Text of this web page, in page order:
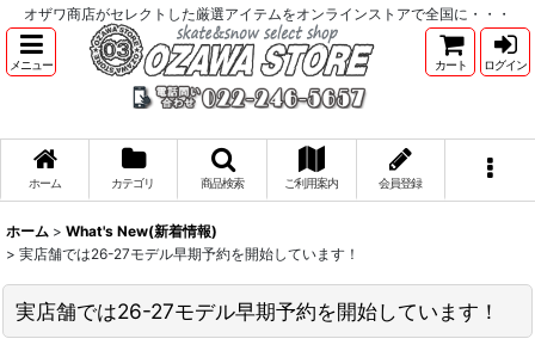
オザワ商店がセレクトした厳選アイテムをオンラインストアで全国に・・・
メニュー カート ログイン
ホーム カテゴリ 商品検索 ご利用案内 会員登録
ホーム > What's New(新着情報)
> 実店舗では26-27モデル早期予約を開始しています！
実店舗では26-27モデル早期予約を開始しています！